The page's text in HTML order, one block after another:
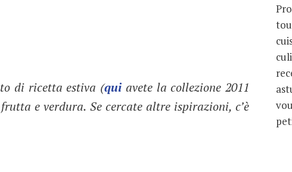
di ricetta estiva (qui avete la collezione 2011
e verdura. Se cercate altre ispirazioni, c’è